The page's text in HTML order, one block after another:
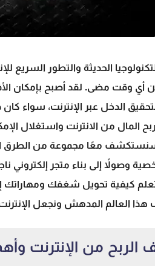
الحديثة والتطور السريع
أي وقت مضى. لقد أصبح بإمكان
الدخل عبر الإنترنت، سواء
المال من الانترنت واستغلال
معًا مجموعة من الطرق
وصولاً إلى بناء متجر إلكتروني
كيفية تحويل شغفك ومهاراتك
العالم المدهش ونجعل
الربح من الإنترنت